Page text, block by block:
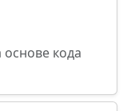
кода